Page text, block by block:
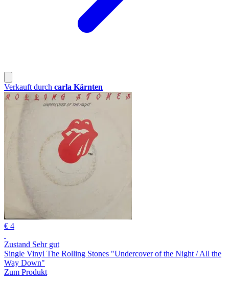
Verkauft durch carla Kärnten
€ 4
Zustand Sehr gut
Single Vinyl The Rolling Stones "Undercover of the Night / All the
Way Down"
Zum Produkt